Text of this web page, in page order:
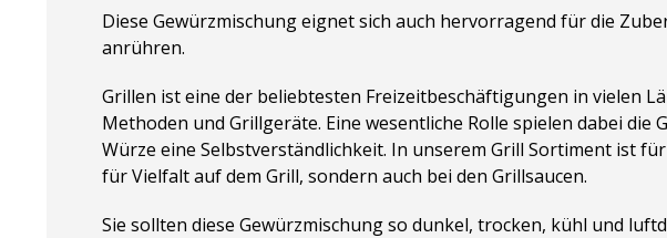
Diese Gewürzmischung eignet sich auch hervorragend für die
anrühren.
Grillen ist eine der beliebtesten Freizeitbeschäftigungen in vielen
Methoden und Grillgeräte. Eine wesentliche Rolle spielen dabei
Würze eine Selbstverständlichkeit. In unserem Grill Sortiment ist
für Vielfalt auf dem Grill, sondern auch bei den Grillsaucen.
Sie sollten diese Gewürzmischung so dunkel, trocken, kühl und